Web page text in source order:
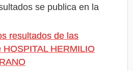
se publica en la
resultados de las
HERMILIO